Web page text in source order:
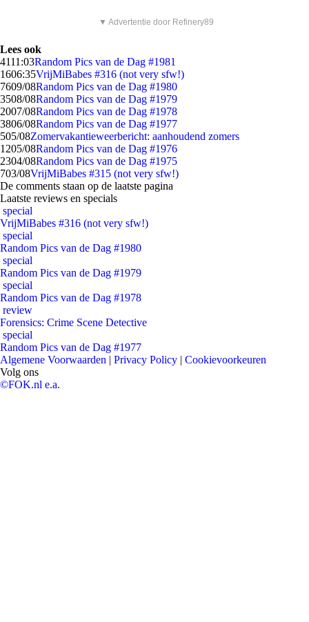
▼ Advertentie door Refinery89
Lees ook
4111:03Random Pics van de Dag #1981
1606:35VrijMiBabes #316 (not very sfw!)
7609/08Random Pics van de Dag #1980
3508/08Random Pics van de Dag #1979
2007/08Random Pics van de Dag #1978
3806/08Random Pics van de Dag #1977
505/08Zomervakantieweerbericht: aanhoudend zomers
1205/08Random Pics van de Dag #1976
2304/08Random Pics van de Dag #1975
703/08VrijMiBabes #315 (not very sfw!)
De comments staan op de laatste pagina
Laatste reviews en specials
special
VrijMiBabes #316 (not very sfw!)
special
Random Pics van de Dag #1980
special
Random Pics van de Dag #1979
special
Random Pics van de Dag #1978
review
Forensics: Crime Scene Detective
special
Random Pics van de Dag #1977
Algemene Voorwaarden | Privacy Policy | Cookievoorkeuren
Volg ons
©FOK.nl e.a.